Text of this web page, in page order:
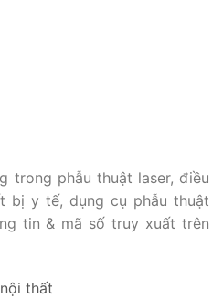
trong phẫu thuật laser, điều
bị y tế, dụng cụ phẫu thuật
tin & mã số truy xuất trên
thất